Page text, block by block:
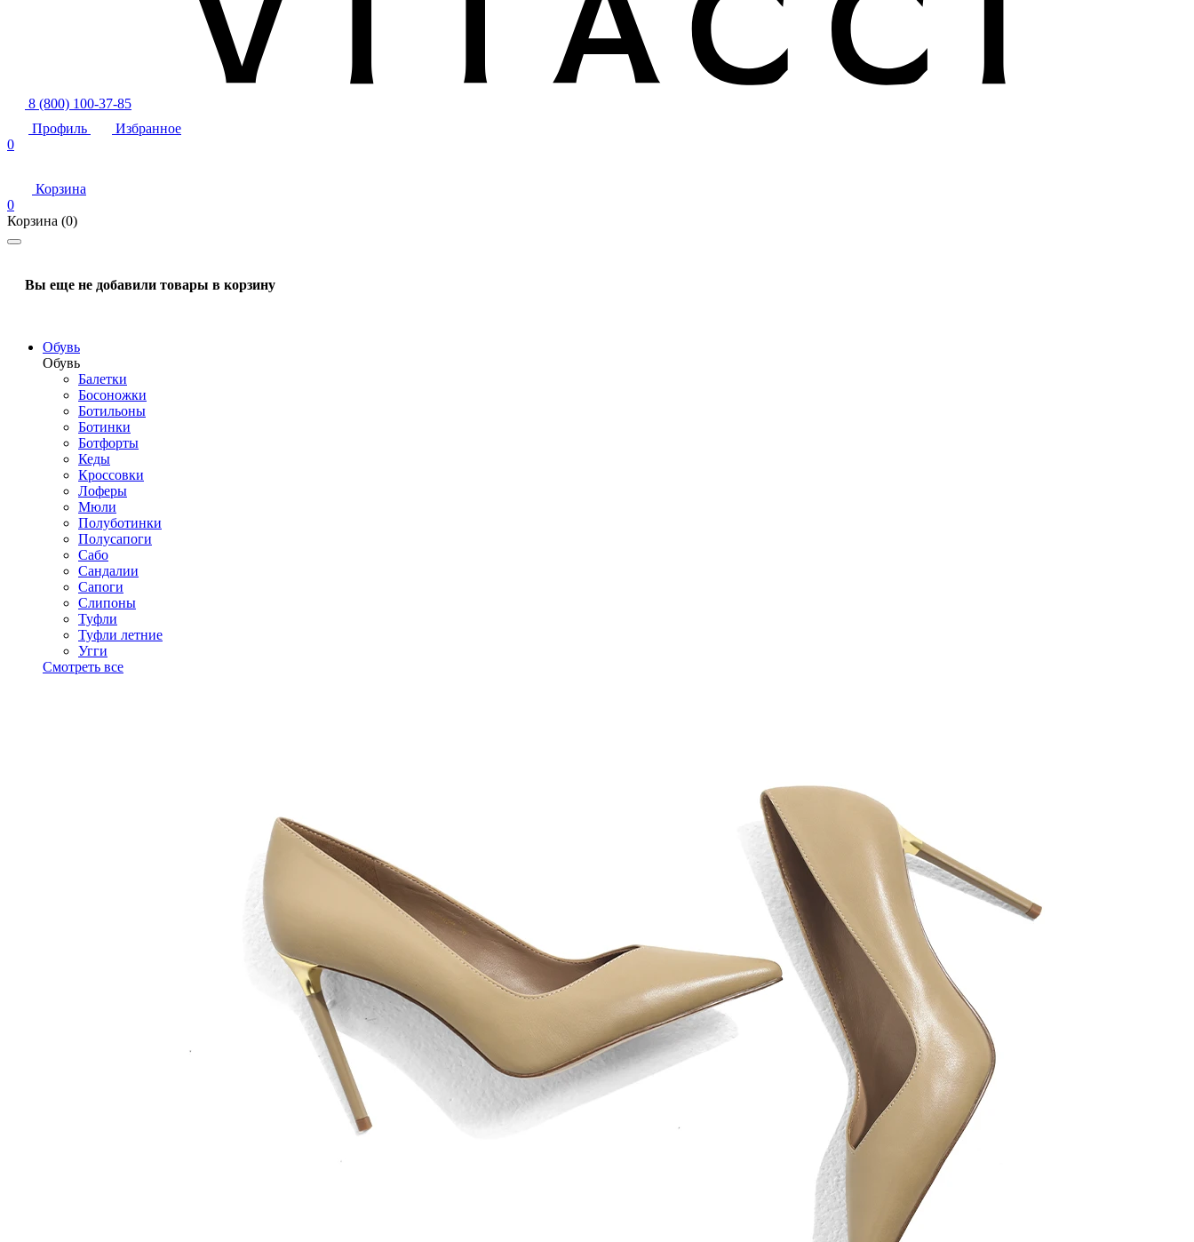
8 (800) 100-37-85
Профиль
Избранное
0
Корзина
0
Корзина (0)
Вы еще не добавили товары в корзину
Обувь
Обувь
Балетки
Босоножки
Ботильоны
Ботинки
Ботфорты
Кеды
Кроссовки
Лоферы
Мюли
Полуботинки
Полусапоги
Сабо
Сандалии
Сапоги
Слипоны
Туфли
Туфли летние
Угги
Смотреть все